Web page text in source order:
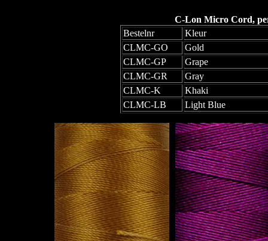
C-Lon Micro Cord,
Bestelnr
Kleur
CLMC-GO
Gold
CLMC-GP
Grape
CLMC-GR
Gray
CLMC-K
Khaki
CLMC-LB
Light Blue